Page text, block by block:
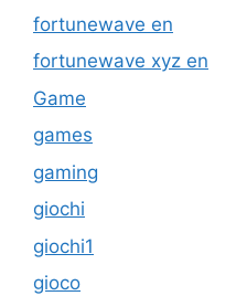
fortunewave en
fortunewave xyz en
Game
games
gaming
giochi
giochi1
gioco